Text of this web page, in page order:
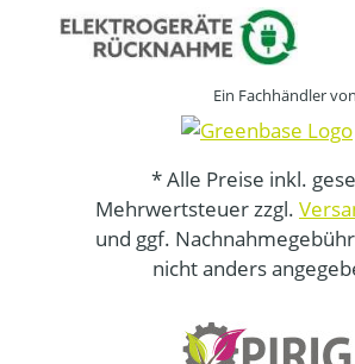
Ein Fachhändler von
* Alle Preise inkl.
Mehrwertsteuer zzgl.
und ggf.
nicht anders